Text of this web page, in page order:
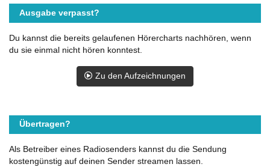
Ausgabe verpasst?
Du kannst die bereits gelaufenen Hörercharts nachhören, wenn
du sie einmal nicht hören konntest.
Zu den Aufzeichnungen
Übertragen?
Als Betreiber eines Radiosenders kannst du die Sendung
kostengünstig auf deinen Sender streamen lassen.